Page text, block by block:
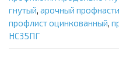
гнутый, арочный
профлист оцинкованный,
НС35ПГ